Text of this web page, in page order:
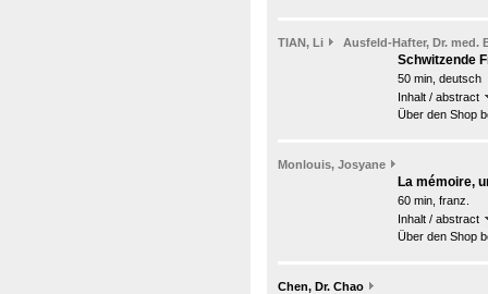
TIAN, Li Ausfeld-Hafter, Dr. med.
Schwitzende
50 min, deutsch
Inhalt / abstract
Über den Shop
Monlouis, Josyane
La mémoire,
60 min, franz.
Inhalt / abstract
Über den Shop
Chen, Dr. Chao